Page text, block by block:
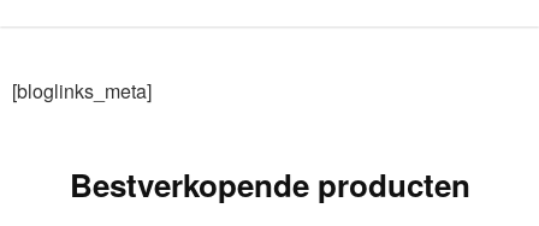
[bloglinks_meta]
Bestverkopende producten